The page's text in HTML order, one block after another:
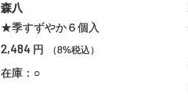
森八
★季すずやか６個入
2,484 円 （8%税込）
在庫：○